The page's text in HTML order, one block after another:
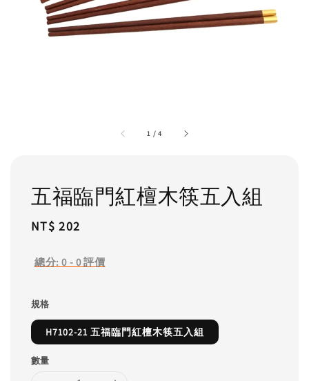
1 /4
五福臨門紅檀木筷五入組
Regular
NT$ 202
總分:0 - 0評價
規格
H7102-21 五福臨門紅檀木筷五入組
數量